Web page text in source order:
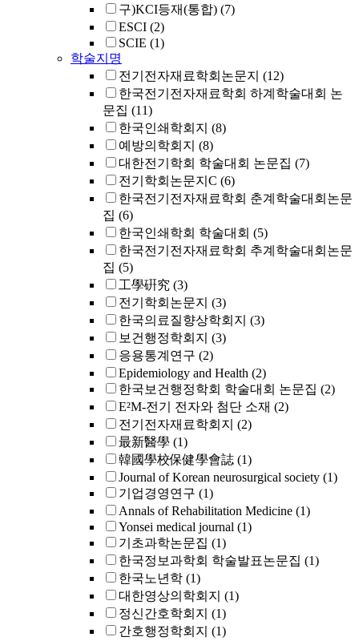
구)KCI등재(통합) (7)
ESCI (2)
SCIE (1)
학술지명
전기전자재료학회논문지 (12)
한국전기전자재료학회 하계학술대회 논
문집 (11)
한국인쇄학회지 (8)
예방의학회지 (8)
대한전기학회 학술대회 논문집 (7)
전기학회논문지C (6)
한국전기전자재료학회 춘계학술대회논문
집 (6)
한국인쇄학회 학술대회 (5)
한국전기전자재료학회 추계학술대회논문
집 (5)
工學硏究 (3)
전기학회논문지 (3)
한국의료질향상학회지 (3)
보건행정학회지 (3)
응용통계연구 (2)
Epidemiology and Health (2)
한국보건행정학회 학술대회 논문집 (2)
E²M-전기 전자와 첨단 소재 (2)
전기전자재료학회지 (2)
最新醫學 (1)
韓國學校保健學會誌 (1)
Journal of Korean neurosurgical society (1)
기업경영연구 (1)
Annals of Rehabilitation Medicine (1)
Yonsei medical journal (1)
기초과학논문집 (1)
한국정보과학회 학술발표논문집 (1)
한국노년학 (1)
대한영상의학회지 (1)
정신간호학회지 (1)
간호행정학회지 (1)